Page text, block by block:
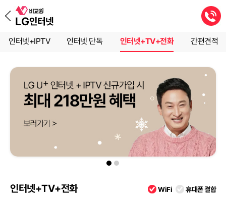
인터넷+IPTV 인터넷 단독 인터넷+TV+전화 간편견적
인터넷+TV+전화 WiFi 휴대폰 결합